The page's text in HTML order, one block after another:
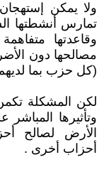
ولا يمكن
تمارس أنشطتها
وقاعدتها
مصالحها دون
(كل حزب بما
لكن المشكلة
وتأثيرها المباشر
الأرض لصالح
أحزاب أخرى .